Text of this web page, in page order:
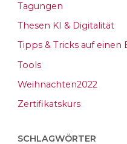
Tagungen
Thesen KI & Digitalität
Tipps & Tricks auf einen
Tools
Weihnachten2022
Zertifikatskurs
SCHLAGWÖRTER